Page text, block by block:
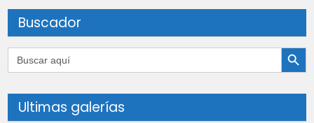
Buscador
Buscar: Botón de
Ultimas galerías